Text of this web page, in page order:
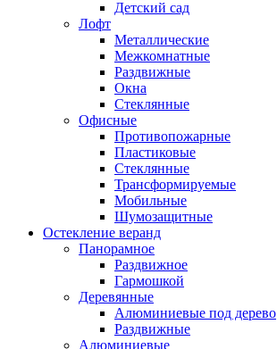
Детский сад
Лофт
Металлические
Межкомнатные
Раздвижные
Окна
Стеклянные
Офисные
Противопожарные
Пластиковые
Стеклянные
Трансформируемые
Мобильные
Шумозащитные
Остекление веранд
Панорамное
Раздвижное
Гармошкой
Деревянные
Алюминиевые под дерево
Раздвижные
Алюминиевые